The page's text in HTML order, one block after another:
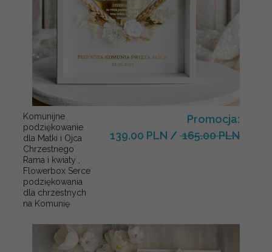
Komunijne
podziękowanie
dla Matki i Ojca
Chrzestnego
Rama i kwiaty ,
Flowerbox Serce
podziękowania
dla chrzestnych
na Komunię
Promocja:
139.00 PLN / 165.00 PLN